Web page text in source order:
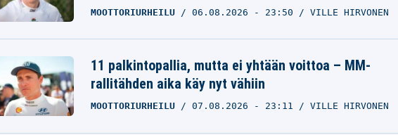
MOOTTORIURHEILU 06.08.2026 - 23:50 VILLE HIRVONEN
11 palkintopallia, mutta ei yhtään voittoa – MM-
rallitähden aika käy nyt vähiin
MOOTTORIURHEILU 07.08.2026 - 23:11 VILLE HIRVONEN